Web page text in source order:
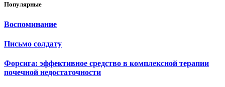
Популярные
Воспоминание
Письмо солдату
Форсига: эффективное средство в комплексной терапии
почечной недостаточности